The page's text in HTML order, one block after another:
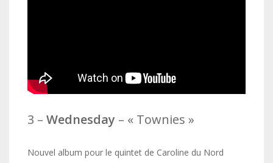
3 – Wednesday – « Townies »
Nouvel album pour le quintet de Caroline du Nord